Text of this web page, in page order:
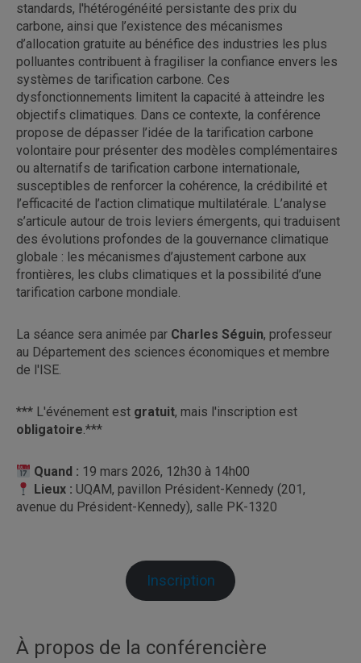
standards, l'hétérogénéité persistante des prix du
carbone, ainsi que l’existence des mécanismes
d’allocation gratuite au bénéfice des industries les plus
polluantes contribuent à fragiliser la confiance envers les
systèmes de tarification carbone. Ces
dysfonctionnements limitent la capacité à atteindre les
objectifs climatiques. Dans ce contexte, la conférence
propose de dépasser l’idée de la tarification carbone
volontaire pour présenter des modèles complémentaires
ou alternatifs de tarification carbone internationale,
susceptibles de renforcer la cohérence, la crédibilité et
l’efficacité de l’action climatique multilatérale. L’analyse
s’articule autour de trois leviers émergents, qui traduisent
des évolutions profondes de la gouvernance climatique
globale : les mécanismes d’ajustement carbone aux
frontières, les clubs climatiques et la possibilité d’une
tarification carbone mondiale.
La séance sera animée par Charles Séguin, professeur
au Département des sciences économiques et membre
de l'ISE.
*** L'événement est gratuit, mais l'inscription est
obligatoire.***
Quand : 19 mars 2026, 12h30 à 14h00
Lieux : UQAM, pavillon Président-Kennedy (201,
avenue du Président-Kennedy), salle PK-1320
Inscription
À propos de la conférencière